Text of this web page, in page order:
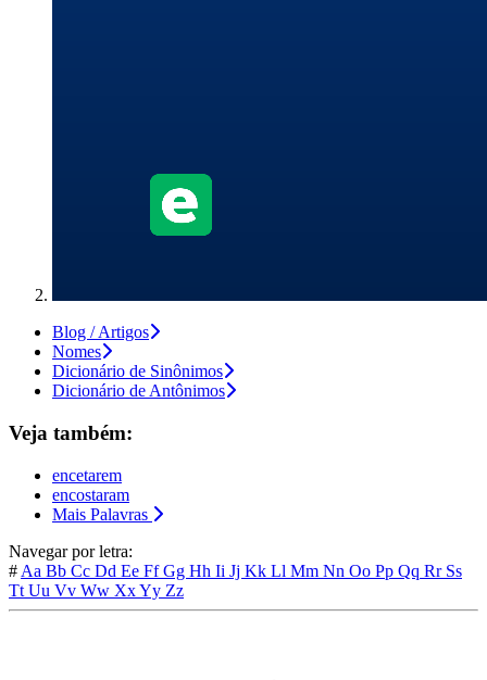
Blog / Artigos
Nomes
Dicionário de Sinônimos
Dicionário de Antônimos
Veja também:
encetarem
encostaram
Mais Palavras
Navegar por letra:
# Aa Bb Cc Dd Ee FfGg Hh Ii Jj Kk Ll Mm Nn Oo Pp Qq Rr Ss
Tt Uu Vv Ww XxYy Zz